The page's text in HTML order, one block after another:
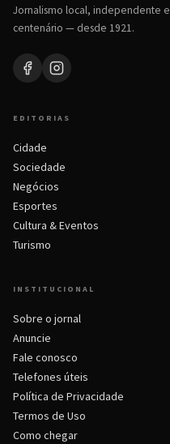
Jornalismo local, independente e
centenário — desde 1921.
EDITORIAS
Cidade
Sociedade
Negócios
Esportes
Cultura & Eventos
Turismo
INSTITUCIONAL
Sobre o jornal
Anuncie
Fale conosco
Telefones úteis
Política de Privacidade
Termos de Uso
Como chegar